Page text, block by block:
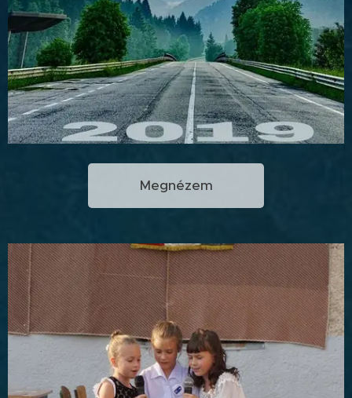
Megnézem